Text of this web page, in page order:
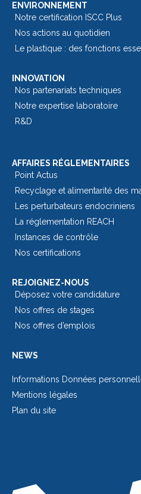
ENVIRONNEMENT
Notre certification ISCC Plus
Nos actions au quotidien
Le plastique : des fonctions
INNOVATION
Nos partenariats techniques
Notre expertise laboratoire
R&D
AFFAIRES RÉGLEMENTAIRES
Point Actus
Recyclage et alimentarité des
Les perturbateurs endocriniens
La réglementation REACH
Instances de contrôle
Nos certifications
REJOIGNEZ-NOUS
Déposez votre candidature
Nos offres de stages
Nos offres d’emplois
NEWS
Informations Données
Mentions légales
Plan du site